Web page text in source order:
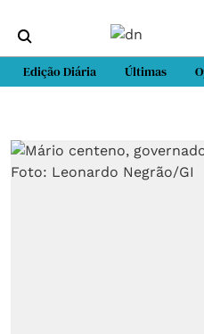
Edição Diária Últimas